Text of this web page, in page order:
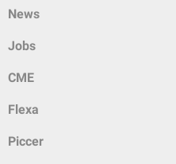
News
Jobs
CME
Flexa
Piccer